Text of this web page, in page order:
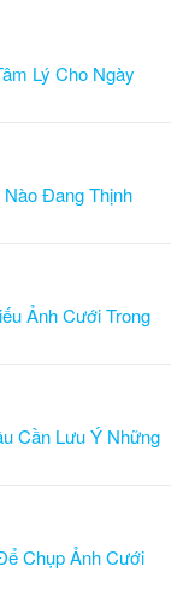
Lý Cho Ngày
Đang Thịnh
Ảnh Cưới Trong
Cần Lưu Ý Những
Chụp Ảnh Cưới